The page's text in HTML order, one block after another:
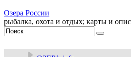
Озера России
рыбалка, охота и отдых; карты и